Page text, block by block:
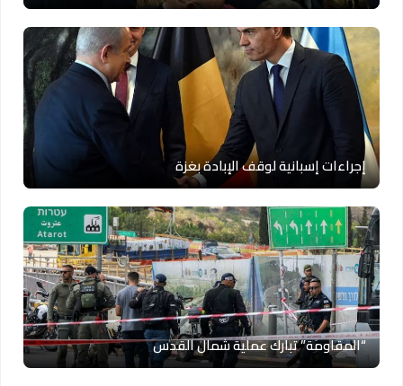
إجراءات إسبانية لوقف الإبادة بغزة
“المقاومة” تبارك عملية شمال القدس